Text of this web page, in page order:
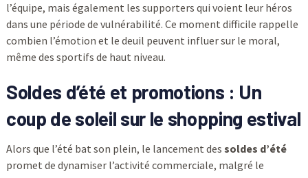
l’équipe, mais également les supporters qui voient leur héros
dans une période de vulnérabilité. Ce moment difficile rappelle
combien l’émotion et le deuil peuvent influer sur le moral,
même des sportifs de haut niveau.
Soldes d’été et promotions : Un
coup de soleil sur le shopping estival
Alors que l’été bat son plein, le lancement des soldes d’été
promet de dynamiser l’activité commerciale, malgré le